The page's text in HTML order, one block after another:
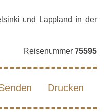
und Lappland in der
Reisenummer 75595
Drucken